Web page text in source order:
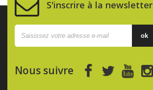
S'inscrire à la newsletter
ok
Nous suivre